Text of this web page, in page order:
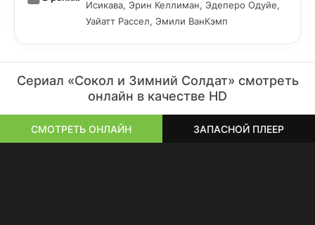
Исикава, Эрин Келлиман, Эдеперо Одуйе,
Уайатт Рассел, Эмили ВанКэмп
Сериал «Сокол и Зимний Солдат» смотреть
онлайн в качестве HD
СМОТРЕТЬ ОНЛАЙН ЗАПАСНОЙ ПЛЕЕР